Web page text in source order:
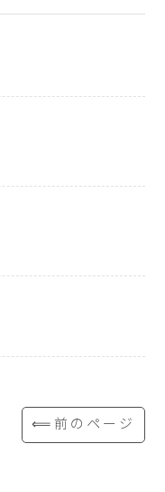
⟸前のページ